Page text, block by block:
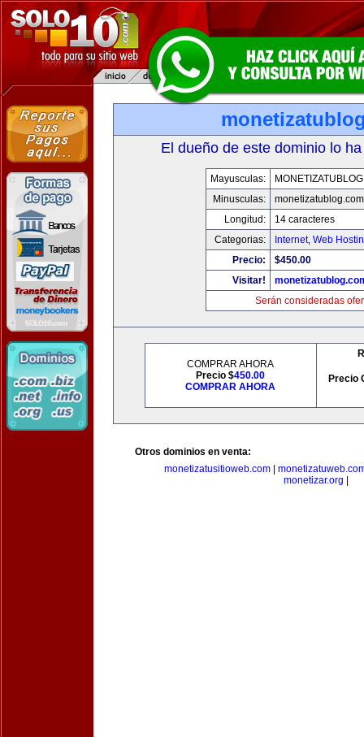
El dueño de este dominio lo
Mayusculas:
Minusculas:
monetizatublog.com
Longitud:
14 caracteres
Categorias:
Internet, Web
Precio:
$450.00
Visitar!
Serán consideradas
COMPRAR AHORA
Precio $450.00
COMPRAR AHORA
Precio
Otros dominios en venta:
monetizatusitioweb.com
monetizar.org